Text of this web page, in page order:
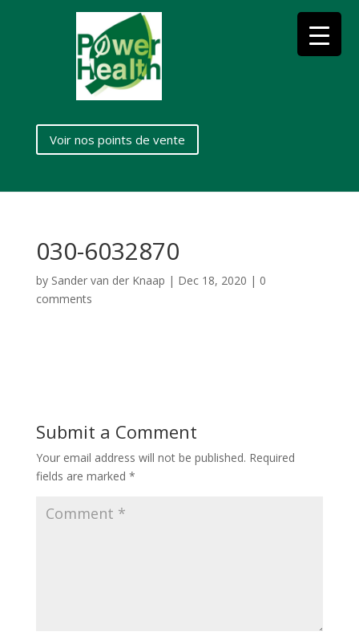
Voir nos points de vente
030-6032870
by Sander van der Knaap | Dec 18, 2020 | 0
comments
Submit a Comment
Your email address will not be published. Required
fields are marked *